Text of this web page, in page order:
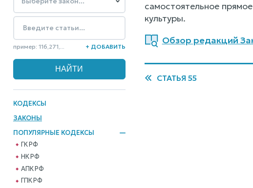
пример: 116,271,... + ДОБАВИТЬ
КОДЕКСЫ
ЗАКОНЫ
ПОПУЛЯРНЫЕ КОДЕКСЫ
ГК РФ
НК РФ
АПК РФ
ГПК РФ
самостоятельное
культуры.
Обзор редакций
СТАТЬЯ 55